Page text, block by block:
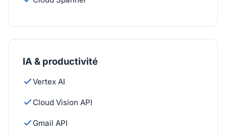
IA & productivité
Vertex AI
Cloud Vision API
Gmail API